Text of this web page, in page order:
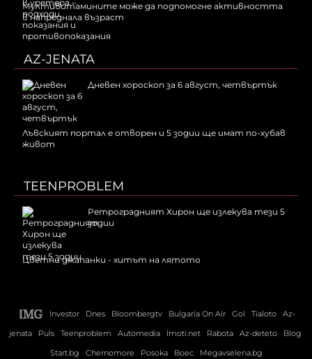
Мултивитамините може да подпомогне активността
в напреднала възраст
AZ-JENATA
Дневен хороскоп за 6 август, четвъртък
Лъвският портал е отворен и 5 зодии ще имат по-хубав
живот
TEENPROBLEM
Ретроградният Хирон ще излекува тези 5
зодии
Цветни джапанки - хитът на лятото
Investor Dnes Bloombergtv Bulgaria On Air Gol Tialoto
Az-
jenata
Puls Teenproblem Automedia Imoti.net Rabota Az-deteto
Blog
Start.bg
Chernomore Posoka Boec Megavselena.bg